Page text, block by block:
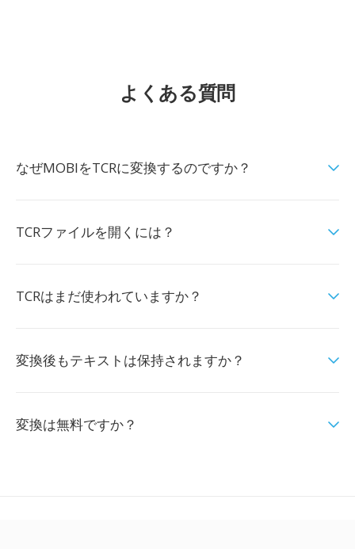
よくある質問
なぜMOBIをTCRに変換するのですか？
TCRファイルを開くには？
TCRはまだ使われていますか？
変換後もテキストは保持されますか？
変換は無料ですか？